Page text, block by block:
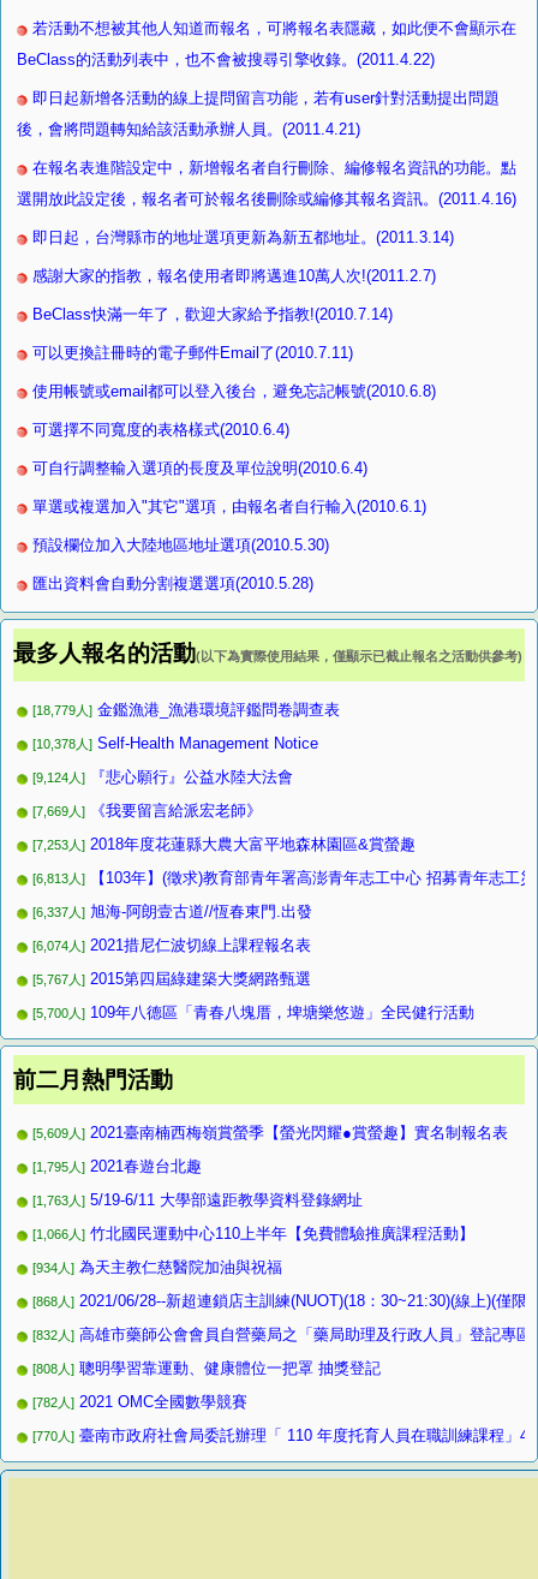
若活動不想被其他人知道而報名，可將報名表隱藏，如此便不會顯示在
BeClass的活動列表中，也不會被搜尋引擎收錄。(2011.4.22)
即日起新增各活動的線上提問留言功能，若有user針對活動提出問題
後，會將問題轉知給該活動承辦人員。(2011.4.21)
在報名表進階設定中，新增報名者自行刪除、編修報名資訊的功能。點
選開放此設定後，報名者可於報名後刪除或編修其報名資訊。(2011.4.16)
即日起，台灣縣市的地址選項更新為新五都地址。(2011.3.14)
感謝大家的指教，報名使用者即將邁進10萬人次!(2011.2.7)
BeClass快滿一年了，歡迎大家給予指教!(2010.7.14)
可以更換註冊時的電子郵件Email了(2010.7.11)
使用帳號或email都可以登入後台，避免忘記帳號(2010.6.8)
可選擇不同寬度的表格樣式(2010.6.4)
可自行調整輸入選項的長度及單位說明(2010.6.4)
單選或複選加入"其它"選項，由報名者自行輸入(2010.6.1)
預設欄位加入大陸地區地址選項(2010.5.30)
匯出資料會自動分割複選選項(2010.5.28)
最多人報名的活動(以下為實際使用結果，僅顯示已截止報名之活動供參考)
[18,779人] 金鑑漁港_漁港環境評鑑問卷調查表
[10,378人] Self-Health Management Notice
[9,124人] 『悲心願行』公益水陸大法會
[7,669人] 《我要留言給派宏老師》
[7,253人] 2018年度花蓮縣大農大富平地森林園區&賞螢趣
[6,813人] 【103年】(徵求)教育部青年署高澎青年志工中心 招募青年志工
[6,337人] 旭海-阿朗壹古道//恆春東門.出發
[6,074人] 2021措尼仁波切線上課程報名表
[5,767人] 2015第四屆綠建築大獎網路甄選
[5,700人] 109年八德區「青春八塊厝，埤塘樂悠遊」全民健行活動
前二月熱門活動
[5,609人] 2021臺南楠西梅嶺賞螢季【螢光閃耀●賞螢趣】實名制報名表
[1,795人] 2021春遊台北趣
[1,763人] 5/19-6/11 大學部遠距教學資料登錄網址
[1,066人] 竹北國民運動中心110上半年【免費體驗推廣課程活動】
[934人] 為天主教仁慈醫院加油與祝福
[868人] 2021/06/28--新超連鎖店主訓練(NUOT)(18：30~21:30)(線上)(僅
[832人] 高雄市藥師公會會員自營藥局之「藥局助理及行政人員」登記專
[808人] 聰明學習靠運動、健康體位一把罩 抽獎登記
[782人] 2021 OMC全國數學競賽
[770人] 臺南市政府社會局委託辦理「 110 年度托育人員在職訓練課程」